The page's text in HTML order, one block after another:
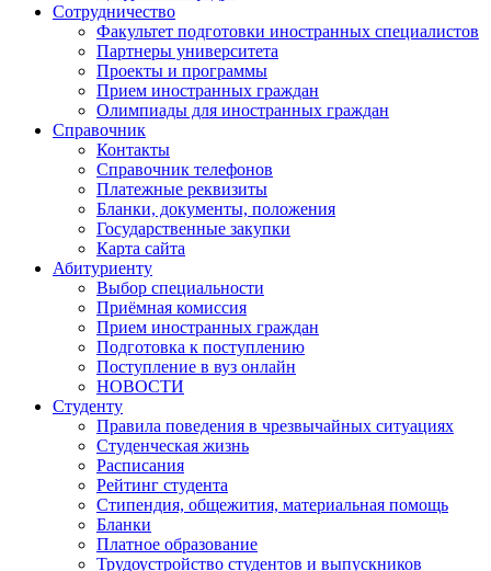
Сотрудничество
Факультет подготовки иностранных специалистов
Партнеры университета
Проекты и программы
Прием иностранных граждан
Олимпиады для иностранных граждан
Справочник
Контакты
Справочник телефонов
Платежные реквизиты
Бланки, документы, положения
Государственные закупки
Карта сайта
Абитуриенту
Выбор специальности
Приёмная комиссия
Прием иностранных граждан
Подготовка к поступлению
Поступление в вуз онлайн
НОВОСТИ
Студенту
Правила поведения в чрезвычайных ситуациях
Студенческая жизнь
Расписания
Рейтинг студента
Стипендия, общежития, материальная помощь
Бланки
Платное образование
Трудоустройство студентов и выпускников